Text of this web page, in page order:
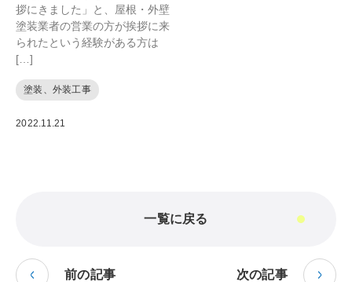
拶にきました」と、屋根・外壁
塗装業者の営業の方が挨拶に来
られたという経験がある方は
[…]
塗装、外装工事
2022.11.21
前の記事
一覧に戻る
次の記事